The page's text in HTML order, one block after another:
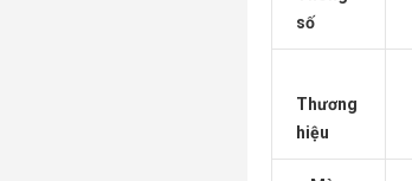
số
Thương
hiệu